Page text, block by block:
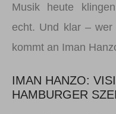
Musik heute
echt. Und klar – wer
kommt an Iman
IMAN HANZO:
HAMBURGER